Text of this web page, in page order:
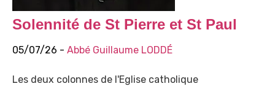
Solennité de St Pierre et St Paul
05/07/26 - Abbé Guillaume LODDÉ
Les deux colonnes de l'Eglise catholique